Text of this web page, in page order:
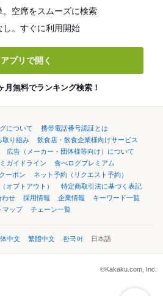
。空席をスムーズに検索
し。すぐに利用開始
アプリで開く
月無料でランキング検索！
について
携帯電話番号認証とは
取り組み
飲食店・飲食企業様向けサービス
広告（メーカー・団体様等向け）について
ガイドライン
食べログプレミアム
ーポン
ネット予約（リクエスト予約）
オプトアウト）
特定商取引法に基づく表記
わせ 採用情報 企業情報
キーワード一覧
マップ
チェーン一覧
中文 繁體中文 한국어 日本語
©Kakaku.com, Inc.